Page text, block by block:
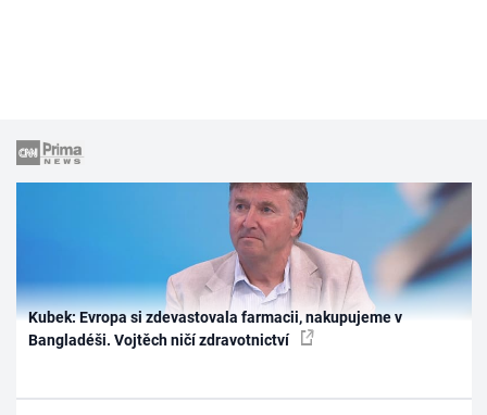
Kubek: Evropa si zdevastovala farmacii, nakupujeme v
Bangladéši. Vojtěch ničí zdravotnictví